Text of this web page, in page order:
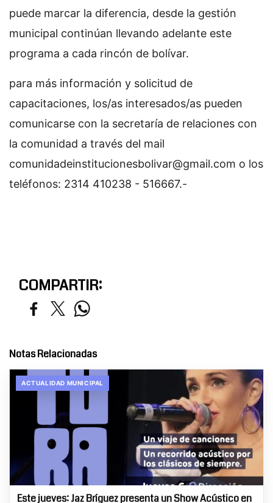
puede marcar la diferencia, desde la gestión
municipal continúan llevando adelante este
programa a cada rincón de bolívar.
para más información y solicitud de
capacitaciones, los/as interesados/as pueden
comunicarse con la secretaría de relaciones con
la comunidad a través del mail
comunidadeinstitucionesbolivar@gmail.com o los
teléfonos: 2314 410238 - 516667.-
COMPARTIR:
Notas Relacionadas
ACTUALIDAD MUNICIPAL
Este jueves: Jaz Bríguez presenta un Show Acústico en